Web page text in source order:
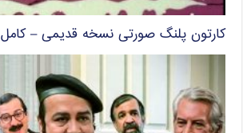
کارتون پلنگ صورتی نسخه قدیمی – کامل